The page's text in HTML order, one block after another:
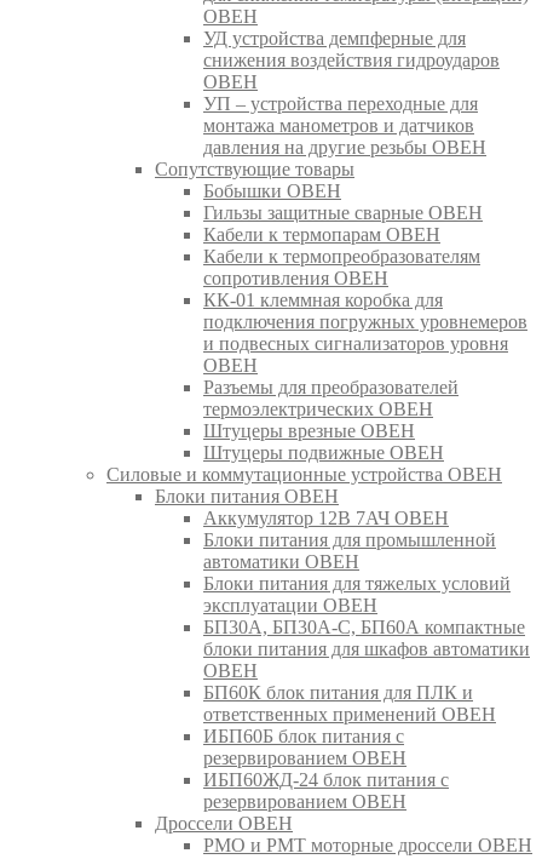
ОВЕН
УД устройства демпферные для
снижения воздействия гидроударов
ОВЕН
УП – устройства переходные для
монтажа манометров и датчиков
давления на другие резьбы ОВЕН
Сопутствующие товары
Бобышки ОВЕН
Гильзы защитные сварные ОВЕН
Кабели к термопарам ОВЕН
Кабели к термопреобразователям
сопротивления ОВЕН
КК-01 клеммная коробка для
подключения погружных уровнемеров
и подвесных сигнализаторов уровня
ОВЕН
Разъемы для преобразователей
термоэлектрических ОВЕН
Штуцеры врезные ОВЕН
Штуцеры подвижные ОВЕН
Силовые и коммутационные устройства ОВЕН
Блоки питания ОВЕН
Аккумулятор 12В 7АЧ ОВЕН
Блоки питания для промышленной
автоматики ОВЕН
Блоки питания для тяжелых условий
эксплуатации ОВЕН
БП30А, БП30А-С, БП60А компактные
блоки питания для шкафов автоматики
ОВЕН
БП60К блок питания для ПЛК и
ответственных применений ОВЕН
ИБП60Б блок питания с
резервированием ОВЕН
ИБП60ЖД-24 блок питания с
резервированием ОВЕН
Дроссели ОВЕН
РМО и РМТ моторные дроссели ОВЕН